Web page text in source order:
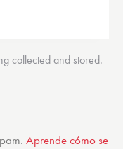
collected and stored.
Aprende cómo se